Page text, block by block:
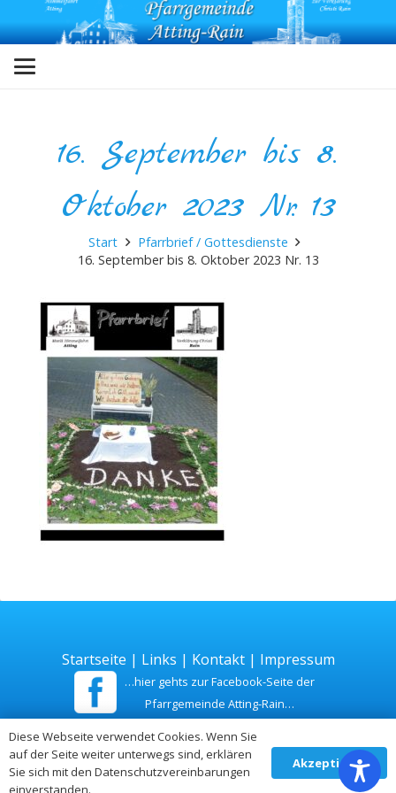
16. September bis 8.
Oktober 2023 Nr. 13
Start
Pfarrbrief / Gottesdienste
16. September bis 8. Oktober 2023 Nr. 13
Startseite | Links | Kontakt| Impressum
…hier gehts zur Facebook-Seite der
Pfarrgemeinde Atting-Rain…
Zuletzt aktualisiert am 26. Juli 2026
Diese Webseite verwendet Cookies. Wenn Sie
auf der Seite weiter unterwegs sind, erklären
Sie sich mit den Datenschutzvereinbarungen
einverstanden.
Akzeptieren